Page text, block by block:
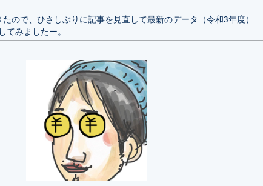
ので、ひさしぶりに記事を見直して最新のデータ（令和3年度）
みましたー。